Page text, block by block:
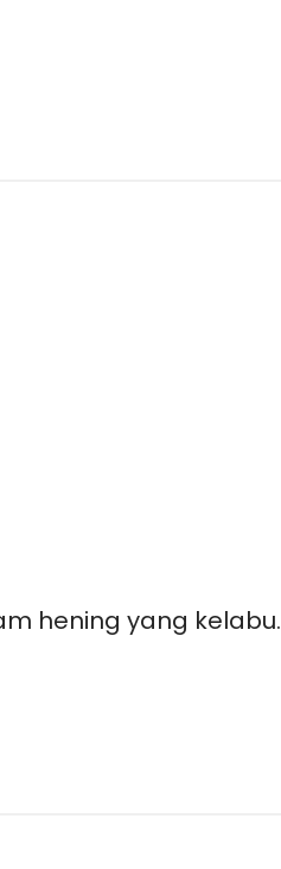
hening yang kelabu.